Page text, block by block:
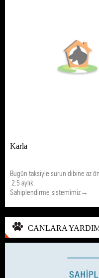
Karla
Bugün taksiyle surun dibine az
2.5 aylık.
Sahiplendirme sistemimiz→
CANLARA